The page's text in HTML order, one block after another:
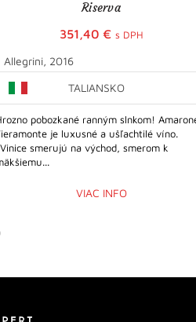
Riserva
351,40 € s DPH
Allegrini, 2016
TALIANSKO
pobozkané ranným slnkom!
je luxusné a ušľachtilé víno.
„Vinice smerujú na východ, smerom k
VIAC INFO